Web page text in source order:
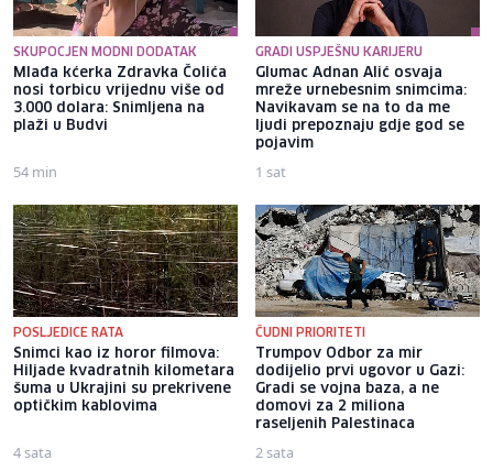
SKUPOCJEN MODNI DODATAK
Mlađa kćerka Zdravka Čolića
nosi torbicu vrijednu više od
3.000 dolara: Snimljena na
plaži u Budvi
54 min
GRADI USPJEŠNU KARIJERU
Glumac Adnan Alić osvaja
mreže urnebesnim snimcima:
Navikavam se na to da me
ljudi prepoznaju gdje god se
pojavim
1 sat
POSLJEDICE RATA
Snimci kao iz horor filmova:
Hiljade kvadratnih kilometara
šuma u Ukrajini su prekrivene
optičkim kablovima
4 sata
ČUDNI PRIORITETI
Trumpov Odbor za mir
dodijelio prvi ugovor u Gazi:
Gradi se vojna baza, a ne
domovi za 2 miliona
raseljenih Palestinaca
2 sata